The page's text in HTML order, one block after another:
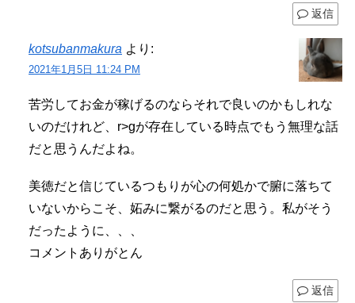
返信
kotsubanmakura より:
2021年1月5日 11:24 PM
苦労してお金が稼げるのならそれで良いのかもしれな
いのだけれど、r>gが存在している時点でもう無理な話
だと思うんだよね。
美徳だと信じているつもりが心の何処かで腑に落ちて
いないからこそ、妬みに繋がるのだと思う。私がそう
だったように、、、
コメントありがとん
返信